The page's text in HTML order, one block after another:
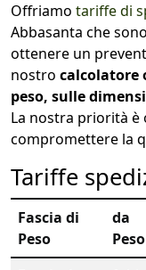
Offriamo tariffe di
Abbasanta che
ottenere un
nostro calcolatore
peso, sulle
La nostra priorità
compromettere la
Tariffe
Fascia di
Peso
da
Peso